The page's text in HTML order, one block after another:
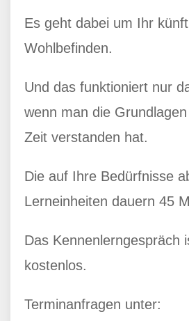
Es geht dabei um Ihr
Wohlbefinden.
Und das funktioniert nur
wenn man die
Zeit verstanden hat.
Die auf Ihre Bedürfnisse
Lerneinheiten dauern 45
Das Kennenlerngespräch
kostenlos.
Terminanfragen unter: